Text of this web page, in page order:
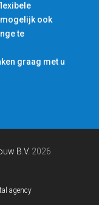
ook
te
graag met u
B.V. 2026
agency